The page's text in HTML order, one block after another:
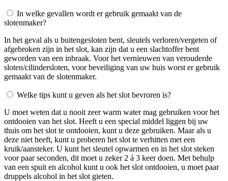
In welke gevallen wordt er gebruik gemaakt van de
slotenmaker?
In het geval als u buitengesloten bent, sleutels verloren/vergeten of
afgebroken zijn in het slot, kan zijn dat u een slachtoffer bent
geworden van een inbraak. Voor het vernieuwen van verouderde
sloten/cilindersloten, voor beveiliging van uw huis worst er gebruik
gemaakt van de slotenmaker.
Welke tips kunt u geven als het slot bevroren is?
U moet weten dat u nooit zeer warm water mag gebruiken voor het
ontdooien van het slot. Heeft u een special middel liggen bij uw
thuis om het slot te ontdooien, kunt u deze gebruiken. Maar als u
deze niet heeft, kunt u proberen het slot te verhitten met een
kruik/aansteker. U kunt het sleutel opwarmen en in het slot steken
voor paar seconden, dit moet u zeker 2 á 3 keer doen. Met behulp
van een spuit en alcohol kunt u ook het slot ontdooien, u moet paar
druppels alcohol in het slot gieten.